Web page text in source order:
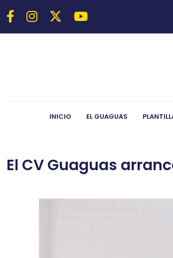
INICIO EL GUAGUAS
El CV Guaguas